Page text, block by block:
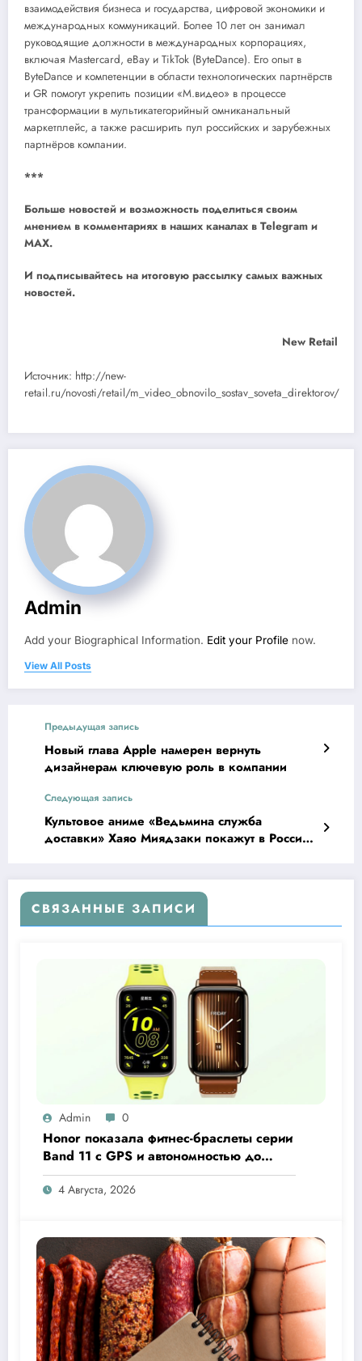
взаимодействия бизнеса и государства, цифровой экономики и
международных коммуникаций. Более 10 лет он занимал
руководящие должности в международных корпорациях,
включая Mastercard, eBay и TikTok (ByteDance). Его опыт в
ByteDance и компетенции в области технологических партнёрств
и GR помогут укрепить позиции «М.видео» в процессе
трансформации в мультикатегорийный омниканальный
маркетплейс, а также расширить пул российских и зарубежных
партнёров компании.
***
Больше новостей и возможность поделиться своим
мнением в комментариях в наших каналах в Telegram и
MAX.
И подписывайтесь на итоговую рассылку самых важных
новостей.
New Retail
Источник: http://new-
retail.ru/novosti/retail/m_video_obnovilo_sostav_soveta_direktorov/
Admin
Add your Biographical Information. Edit your Profile now.
View All Posts
Предыдущая запись
Новый глава Apple намерен вернуть
дизайнерам ключевую роль в компании
Следующая запись
Культовое аниме «Ведьмина служба
доставки» Хаяо Миядзаки покажут в России
СВЯЗАННЫЕ ЗАПИСИ
Admin 0
Honor показала фитнес-браслеты серии
Band 11 с GPS и автономностью до
26 дней
4 Августа, 2026